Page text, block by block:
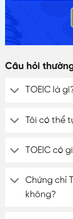
Câu hỏi
TOEIC là
Tôi có thể
TOEIC có
Chứng chỉ
không?